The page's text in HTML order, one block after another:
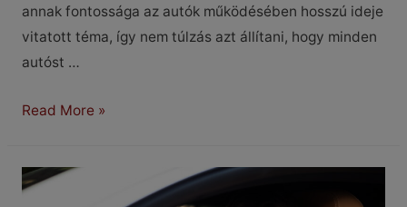
annak fontossága az autók működésében hosszú ideje
vitatott téma, így nem túlzás azt állítani, hogy minden
autóst …
Prémium
üzemanyag
Read More »